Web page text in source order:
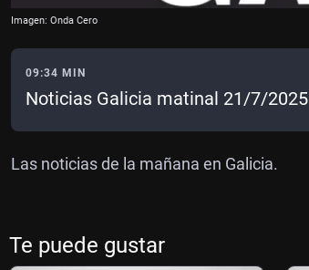
Imagen: Onda Cero
09:34 MIN
Noticias Galicia matinal 21/7/2025
Las noticias de la mañana en Galicia.
Te puede gustar